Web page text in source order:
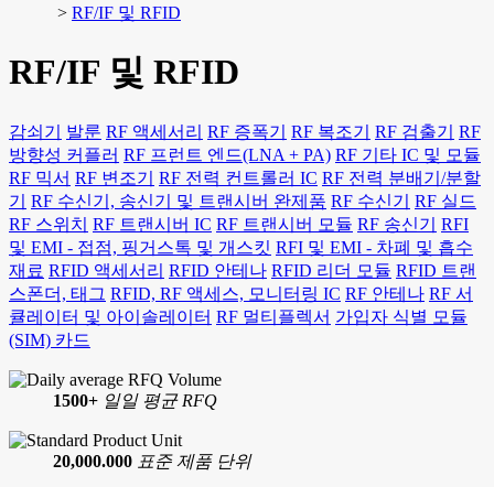
> RF/IF 및 RFID
RF/IF 및 RFID
감쇠기 발룬 RF 액세서리 RF 증폭기 RF 복조기 RF 검출기
RF
방향성 커플러 RF 프런트 엔드(LNA + PA) RF 기타 IC 및 모듈
RF 믹서 RF 변조기 RF 전력 컨트롤러 IC RF 전력 분배기/분할
기
RF 수신기, 송신기 및 트랜시버 완제품 RF 수신기
RF 실드
RF 스위치 RF 트랜시버 IC RF 트랜시버 모듈 RF 송신기
RFI
및 EMI - 접점, 핑거스톡 및 개스킷 RFI 및 EMI - 차폐 및 흡수
재료 RFID 액세서리 RFID 안테나 RFID 리더 모듈 RFID 트랜
스폰더, 태그 RFID, RF 액세스, 모니터링 IC RF 안테나 RF 서
큘레이터 및 아이솔레이터 RF 멀티플렉서 가입자 식별 모듈
(SIM) 카드
1500+ 일일 평균 RFQ
20,000.000 표준 제품 단위